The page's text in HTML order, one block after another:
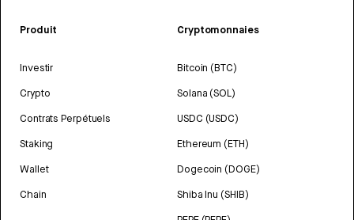
Produit
Investir
Crypto
Contrats Perpétuels
Staking
Wallet
Chain
Cryptomonnaies
Bitcoin (BTC)
Solana (SOL)
USDC (USDC)
Ethereum (ETH)
Dogecoin (DOGE)
Shiba Inu (SHIB)